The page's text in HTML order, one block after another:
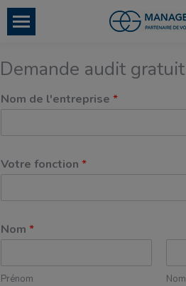
Demande audit gratuit
Nom de l'entreprise *
Votre fonction *
Nom *
Prénom Nom